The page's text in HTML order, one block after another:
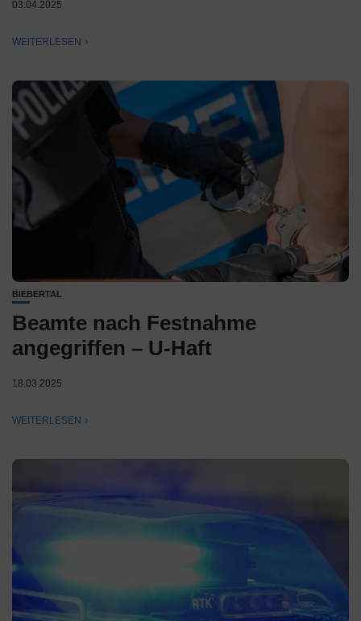
03.04.2025
WEITERLESEN
BIEBERTAL
Beamte nach Festnahme
angegriffen – U-Haft
18.03.2025
WEITERLESEN